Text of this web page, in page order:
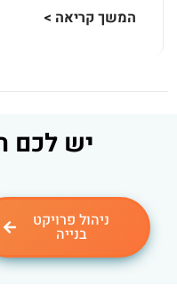
המשך קריאה >
יש לכם
ניהול פרויקט
בנייה